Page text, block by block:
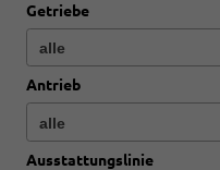
Getriebe
Antrieb
Ausstattungslinie